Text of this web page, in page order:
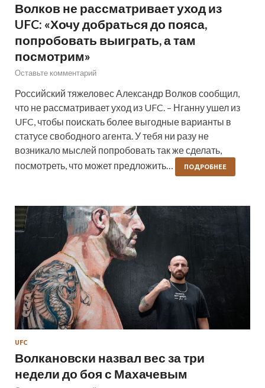
Волков не рассматривает уход из
UFC: «Хочу добраться до пояса,
попробовать выиграть, а там
посмотрим»
Оставьте комментарий
Российский тяжеловес Александр Волков сообщил,
что не рассматривает уход из UFC. – Нганну ушел из
UFC, чтобы поискать более выгодные варианты в
статусе свободного агента. У тебя ни разу не
возникало мыслей попробовать так же сделать,
посмотреть, что может предложить…
ПОДРОБНЕЕ
UFC
Волкановски назвал вес за три
недели до боя с Махачевым